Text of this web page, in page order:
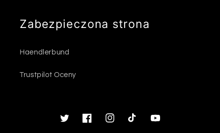
Zabezpieczona strona
Haendlerbund
Trustpilot Oceny
TwitterFacebookInstagramTikTok Youtube